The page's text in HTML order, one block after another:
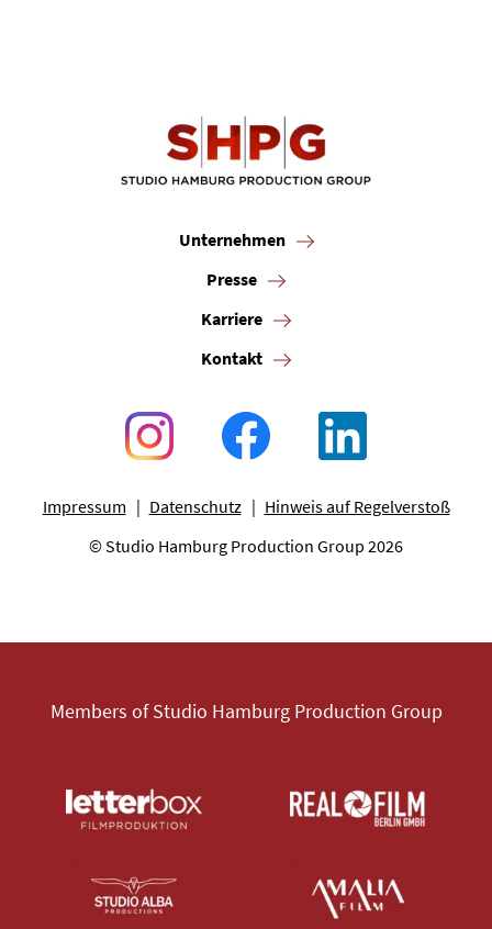
Unternehmen
Presse
Karriere
Kontakt
Impressum Datenschutz
Hinweis auf Regelverstoß
© Studio Hamburg Production Group 2026
Members of Studio Hamburg Production Group